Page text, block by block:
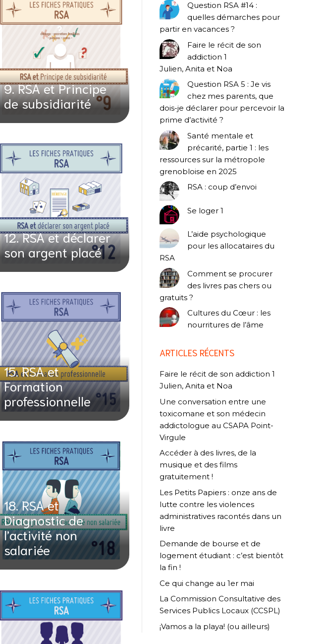
9. RSA et Principe
de subsidiarité
12. RSA et déclarer
son argent placé
15. RSA et
Formation
professionnelle
18. RSA et
Diagnostic de
l’activité non
salariée
Question RSA #14 :
quelles démarches pour
partir en vacances ?
Faire le récit de son
addiction 1
Julien, Anita et Noa
Question RSA 5 : Je vis
chez mes parents, que
dois-je déclarer pour percevoir la
prime d’activité ?
Santé mentale et
précarité, partie 1 : les
ressources sur la métropole
grenobloise en 2025
RSA : coup d’envoi
Se loger 1
L’aide psychologique
pour les allocataires du
RSA
Comment se procurer
des livres pas chers ou
gratuits ?
Cultures du Cœur : les
nourritures de l’âme
ARTICLES RÉCENTS
Faire le récit de son addiction 1
Julien, Anita et Noa
Une conversation entre une
toxicomane et son médecin
addictologue au CSAPA Point-
Virgule
Accéder à des livres, de la
musique et des films
gratuitement !
Les Petits Papiers : onze ans de
lutte contre les violences
administratives racontés dans un
livre
Demande de bourse et de
logement étudiant : c’est bientôt
la fin !
Ce qui change au 1er mai
La Commission Consultative des
Services Publics Locaux (CCSPL)
¡Vamos a la playa! (ou ailleurs)